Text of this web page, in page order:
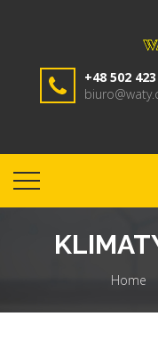
+48 502
Home